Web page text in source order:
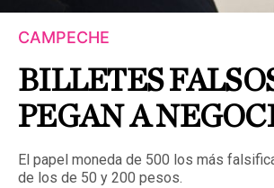
CAMPECHE
BILLETES
PEGAN A
El papel moneda de 500 los más
de los de 50 y 200 pesos.